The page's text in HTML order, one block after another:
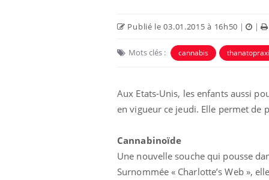
Publié le 03.01.2015 à 16h50 | |
Mots clés : cannabis
Aux Etats-Unis, les enfants aussi
en vigueur ce jeudi. Elle permet de
Cannabinoïde
Une nouvelle souche qui pousse
Surnommée « Charlotte’s Web »,
Carence en fer : comprendre pour
Fatigue, irritabilité, brouillard mental ou
même alopécie… Les symptômes de la
carence en fer sont multiples ce qui la rend